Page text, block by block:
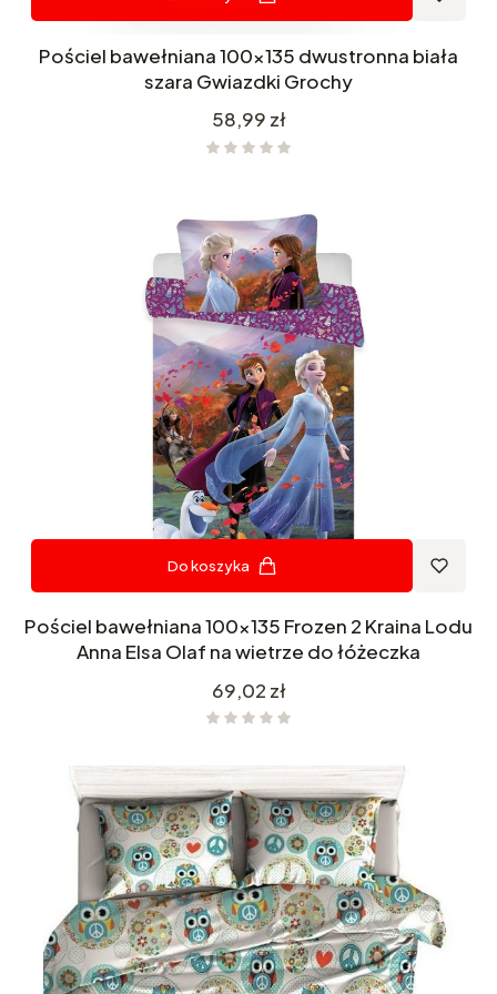
Pościel bawełniana 100x135 dwustronna biała
szara Gwiazdki Grochy
Cena
58,99 zł
Do koszyka
Pościel bawełniana 100x135 Frozen 2 Kraina Lodu
Anna Elsa Olaf na wietrze do łóżeczka
Cena
69,02 zł